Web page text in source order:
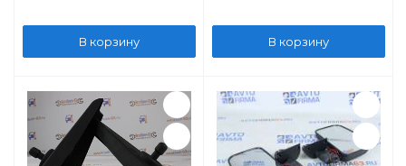
В корзину В корзину